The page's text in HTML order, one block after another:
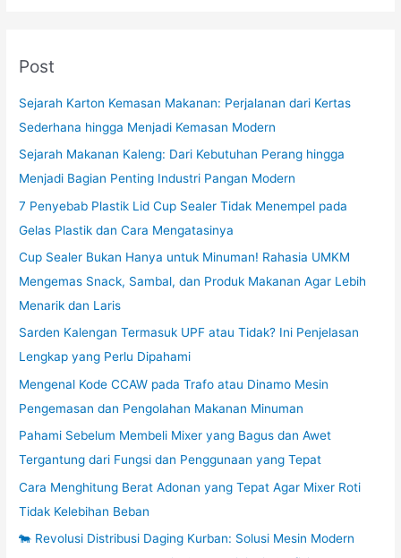
Post
Sejarah Karton Kemasan Makanan: Perjalanan dari Kertas
Sederhana hingga Menjadi Kemasan Modern
Sejarah Makanan Kaleng: Dari Kebutuhan Perang hingga
Menjadi Bagian Penting Industri Pangan Modern
7 Penyebab Plastik Lid Cup Sealer Tidak Menempel pada
Gelas Plastik dan Cara Mengatasinya
Cup Sealer Bukan Hanya untuk Minuman! Rahasia UMKM
Mengemas Snack, Sambal, dan Produk Makanan Agar Lebih
Menarik dan Laris
Sarden Kalengan Termasuk UPF atau Tidak? Ini Penjelasan
Lengkap yang Perlu Dipahami
Mengenal Kode CCAW pada Trafo atau Dinamo Mesin
Pengemasan dan Pengolahan Makanan Minuman
Pahami Sebelum Membeli Mixer yang Bagus dan Awet
Tergantung dari Fungsi dan Penggunaan yang Tepat
Cara Menghitung Berat Adonan yang Tepat Agar Mixer Roti
Tidak Kelebihan Beban
🐄 Revolusi Distribusi Daging Kurban: Solusi Mesin Modern